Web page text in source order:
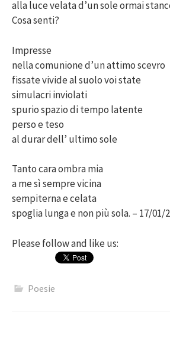
alla luce velata d’un sole ormai
Cosa senti?
Impresse
nella comunione d’un attimo scevro
fissate vivide al suolo voi state
simulacri inviolati
spurio spazio di tempo latente
perso e teso
al durar dell’ ultimo sole
Tanto cara ombra mia
a me sì sempre vicina
sempiterna e celata
spoglia lunga e non più sola. – 17/01/
Please follow and like us:
Poesie